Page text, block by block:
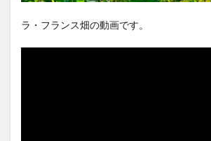
ラ・フランス畑の動画です。